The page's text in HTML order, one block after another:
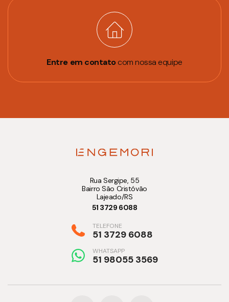
Entre em contatocom nossa equipe
Rua Sergipe, 55
Bairro São Cristóvão
Lajeado/RS
51 3729 6088
TELEFONE
51 3729 6088
WHATSAPP
51 98055 3569